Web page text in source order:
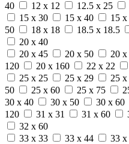
40
12 x 12 12.5 x 25
15 x 30
15 x 40 15 x
50
18 x 18 18.5 x 18.5
20 x 40
20 x 45
20 x 50 20 x
120
20 x 160 22 x 22
25 x 25
25 x 29 25 x
50
25 x 60 25 x 75
30 x 40
30 x 50 30 x 60
120
31 x 31 31 x 60
32 x 60
33 x 33
33 x 44 33 x